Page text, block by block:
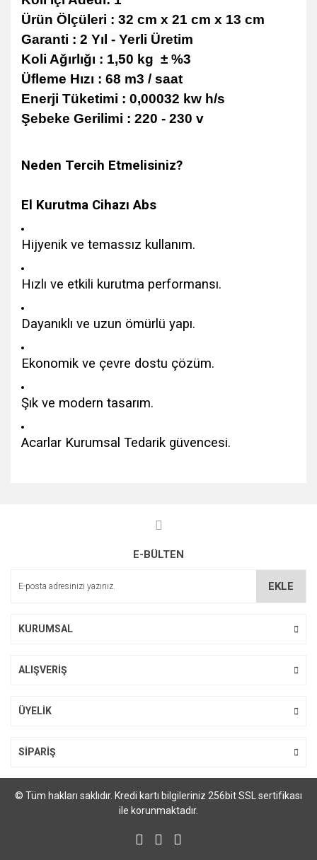
Ürün Ölçüleri : 32 cm x 21 cm x 13 cm
Garanti : 2 Yıl - Yerli Üretim
Koli Ağırlığı : 1,50 kg ± %3
Üfleme Hızı : 68 m3 / saat
Enerji Tüketimi : 0,00032 kw h/s
Şebeke Gerilimi : 220 - 230 v
Neden Tercih Etmelisiniz?
El Kurutma Cihazı Abs
Hijyenik ve temassız kullanım.
Hızlı ve etkili kurutma performansı.
Dayanıklı ve uzun ömürlü yapı.
Ekonomik ve çevre dostu çözüm.
Şık ve modern tasarım.
Acarlar Kurumsal Tedarik güvencesi.
Yorum Yaz
Görüş ve önerileriniz için teşekkür ederiz.
Ürün açıklamasında eksik bilgiler bulunuyor.
Ürün fiyatı diğer sitelerden daha pahalı.
E-BÜLTEN
EKLE
KURUMSAL
ALIŞVERİŞ
ÜYELİK
SİPARİŞ
© Tüm hakları saklıdır. Kredi kartı bilgileriniz 256bit SSL sertifikası
ile korunmaktadır.